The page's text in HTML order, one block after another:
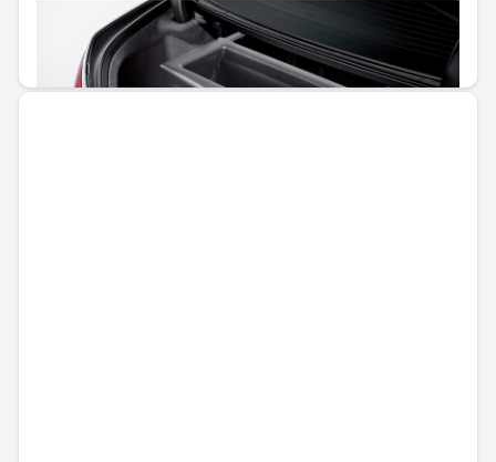
Не е налично онлайн
415,57 € / 812,79 лв.